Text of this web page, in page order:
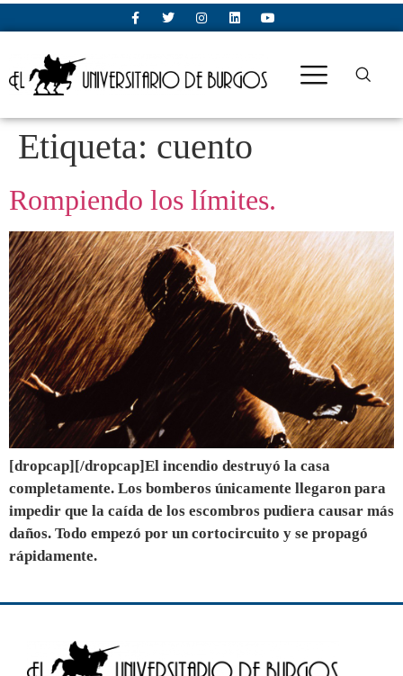
Etiqueta: cuento
Rompiendo los límites.
[dropcap][/dropcap]El incendio destruyó la casa
completamente. Los bomberos únicamente llegaron para
impedir que la caída de los escombros pudiera causar más
daños. Todo empezó por un cortocircuito y se propagó
rápidamente.